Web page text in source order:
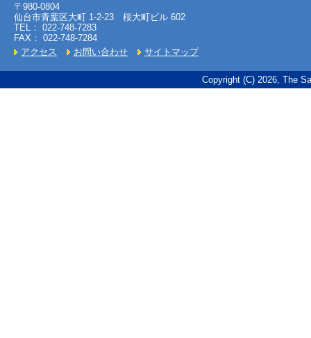
〒980-0804
仙台市青葉区大町 1-2-23 桜大町ビル 602
TEL： 022-748-7283
FAX： 022-748-7284
アクセス
お問い合わせ サイトマップ
Copyright (C) 2026, The